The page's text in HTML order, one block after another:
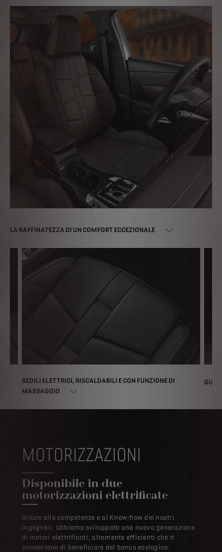
LA RAFFINATEZZA DI UN COMFORT ECCEZIONALE
SEDILI ELETTRICI, RISCALDABILI E CON FUNZIONE DI
MASSAGGIO
MOTORIZZAZIONI
Disponibile in due
motorizzazioni elettrificate
Grazie alle competenze e al Know-how dei nostri
ingegneri, abbiamo sviluppato una nuova generazione
di motori elettrificati, altamente efficienti che ti
consentono di beneficiare del bonus ecologico: